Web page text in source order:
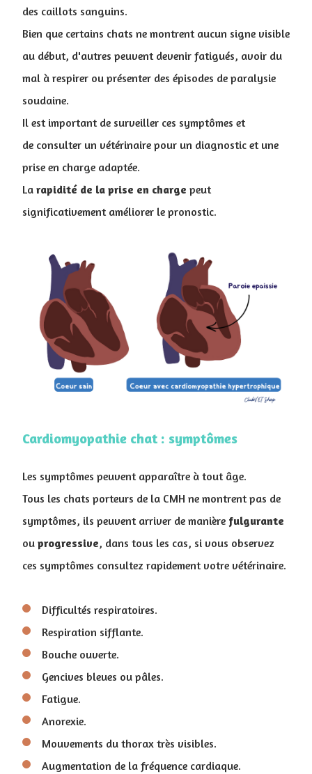
des caillots sanguins.
Bien que certains chats ne montrent aucun signe visible
au début, d'autres peuvent devenir fatigués, avoir du
mal à respirer ou présenter des épisodes de paralysie
soudaine.
Il est important de surveiller ces symptômes et
de consulter un vétérinaire pour un diagnostic et une
prise en charge adaptée.
La rapidité de la prise en charge peut
significativement améliorer le pronostic.
Cardiomyopathie chat : symptômes
Les symptômes peuvent apparaître à tout âge.
Tous les chats porteurs de la CMH ne montrent pas de
symptômes, ils peuvent arriver de manière fulgurante
ou progressive, dans tous les cas, si vous observez
ces symptômes consultez rapidement votre vétérinaire.
Difficultés respiratoires.
Respiration sifflante.
Bouche ouverte.
Gencives bleues ou pâles.
Fatigue.
Anorexie.
Mouvements du thorax très visibles.
Augmentation de la fréquence cardiaque.